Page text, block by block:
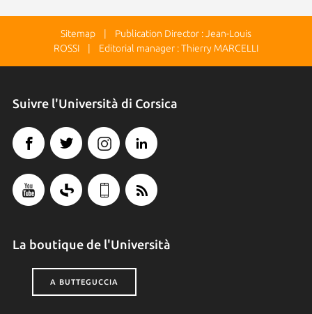
Sitemap | Publication Director : Jean-Louis
ROSSI | Editorial manager : Thierry MARCELLI
Suivre l'Università di Corsica
La boutique de l'Università
A BUTTEGUCCIA